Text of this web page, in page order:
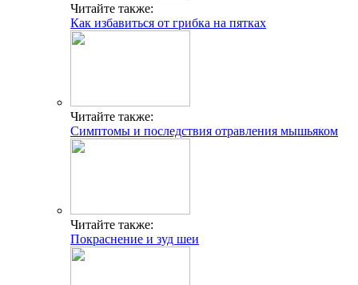
Читайте также:
Как избавиться от грибка на пятках
Читайте также:
Симптомы и последствия отравления мышьяком
Читайте также:
Покраснение и зуд шеи